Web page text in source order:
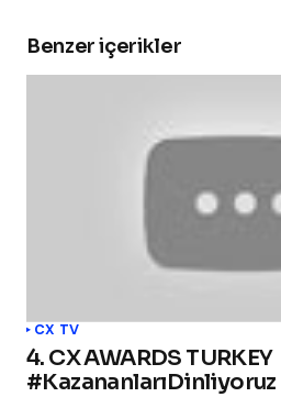
Benzer içerikler
CX TV
4. CX AWARDS TURKEY
#KazananlarıDinliyoruz